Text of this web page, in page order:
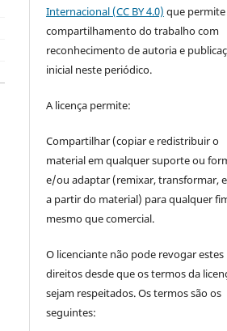
Internacional (CC BY 4.0) que
compartilhamento do trabalho com
reconhecimento de autoria e
inicial neste periódico.
A licença permite:
Compartilhar (copiar e redistribuir o
material em qualquer suporte ou
e/ou adaptar (remixar, transformar,
a partir do material) para qualquer
mesmo que comercial.
O licenciante não pode revogar estes
direitos desde que os termos da
sejam respeitados. Os termos são os
seguintes: